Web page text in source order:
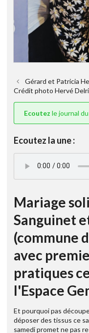
Gérard et Patricia
Crédit photo Hervé
Ecoutez le journal
Ecoutez la une :
Mariage
Sanguinet
(commune
avec
pratiques
l'Espace
Et pourquoi pas
déposer des tissus ce
samedi promet ne pas